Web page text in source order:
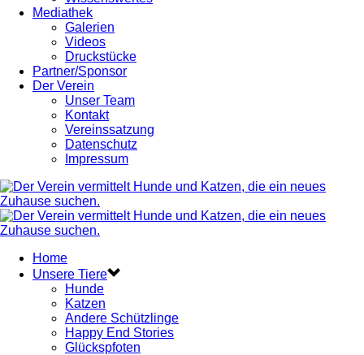
Mediathek
Galerien
Videos
Druckstücke
Partner/Sponsor
Der Verein
Unser Team
Kontakt
Vereinssatzung
Datenschutz
Impressum
Home
Unsere Tiere
Hunde
Katzen
Andere Schützlinge
Happy End Stories
Glückspfoten